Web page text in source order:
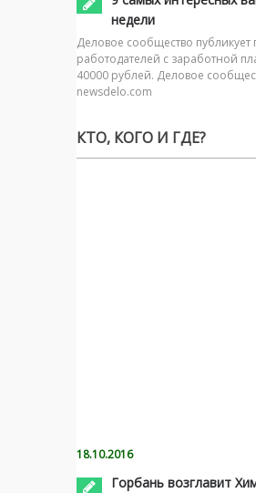
недели
Деловое сообщество
работодателей с заработной
40000 рублей. Деловое
newsdelo.com
КТО, КОГО И ГДЕ?
18.10.2016
Горбань возглавит